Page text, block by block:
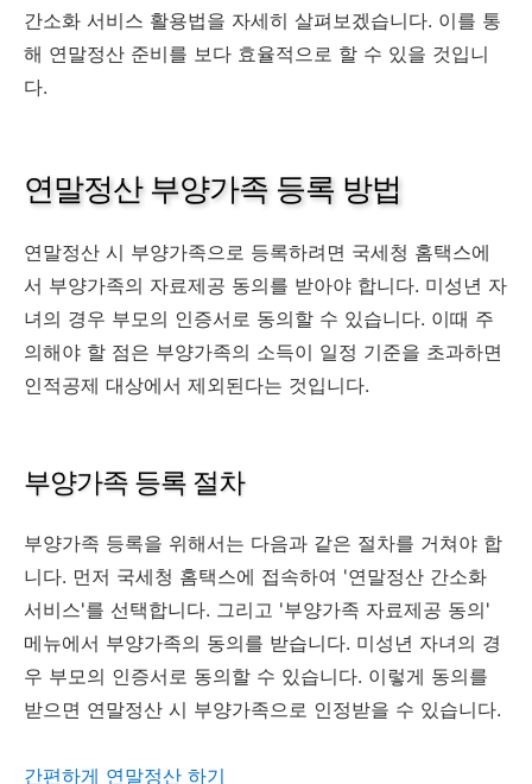
간소화 서비스 활용법을 자세히 살펴보겠습니다. 이를 통
해 연말정산 준비를 보다 효율적으로 할 수 있을 것입니
다.
연말정산 부양가족 등록 방법
연말정산 시 부양가족으로 등록하려면 국세청 홈택스에
서 부양가족의 자료제공 동의를 받아야 합니다. 미성년 자
녀의 경우 부모의 인증서로 동의할 수 있습니다. 이때 주
의해야 할 점은 부양가족의 소득이 일정 기준을 초과하면
인적공제 대상에서 제외된다는 것입니다.
부양가족 등록 절차
부양가족 등록을 위해서는 다음과 같은 절차를 거쳐야 합
니다. 먼저 국세청 홈택스에 접속하여 '연말정산 간소화
서비스'를 선택합니다. 그리고 '부양가족 자료제공 동의'
메뉴에서 부양가족의 동의를 받습니다. 미성년 자녀의 경
우 부모의 인증서로 동의할 수 있습니다. 이렇게 동의를
받으면 연말정산 시 부양가족으로 인정받을 수 있습니다.
간편하게 연말정산 하기